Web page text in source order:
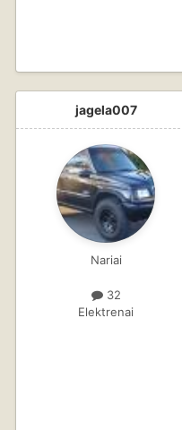
jagela007
Nariai
32
Elektrenai